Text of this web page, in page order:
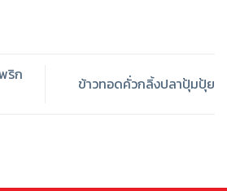
ริก
ข้าวทอดคั่วกลิ้งปลาปุ้มปุ้ย